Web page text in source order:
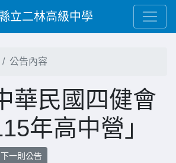
立二林高級中學
公告內容
華民國四健會
年高中營」
下一則公告